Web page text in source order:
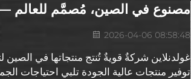
مصنوع في الصين، مُصمَّم للعالم —
2026-04-06 08:58:48
غولدنلاين شركةٌ قويةٌ تُنتج منتجاتها في الصين
توفير منتجات عالية الجودة تلبي احتياجات